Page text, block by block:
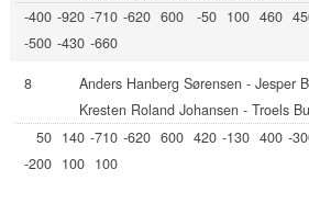
-400 -920 -710 -620 600 -50 100 460
-500 -430 -660
8 Anders Hanberg Sørensen - Jesper
Kresten Roland Johansen - Troels
50 140 -710 -620 600 420 -130 400 -
-200 100 100